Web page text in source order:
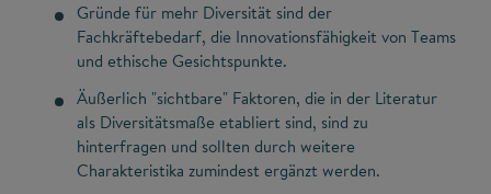
Gründe für mehr Diversität sind der
Fachkräftebedarf, die Innovationsfähigkeit von Teams
und ethische Gesichtspunkte.
Äußerlich "sichtbare" Faktoren, die in der Literatur
als Diversitätsmaße etabliert sind, sind zu
hinterfragen und sollten durch weitere
Charakteristika zumindest ergänzt werden.